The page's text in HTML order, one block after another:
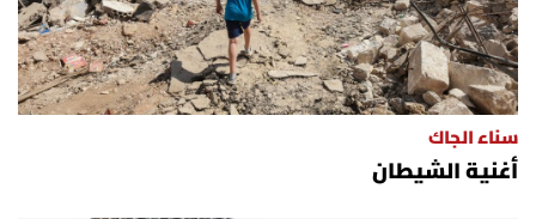
سناء الجاك
أغنية الشيطان